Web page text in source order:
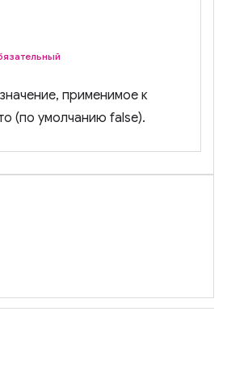
применимое к
(по умолчанию false).